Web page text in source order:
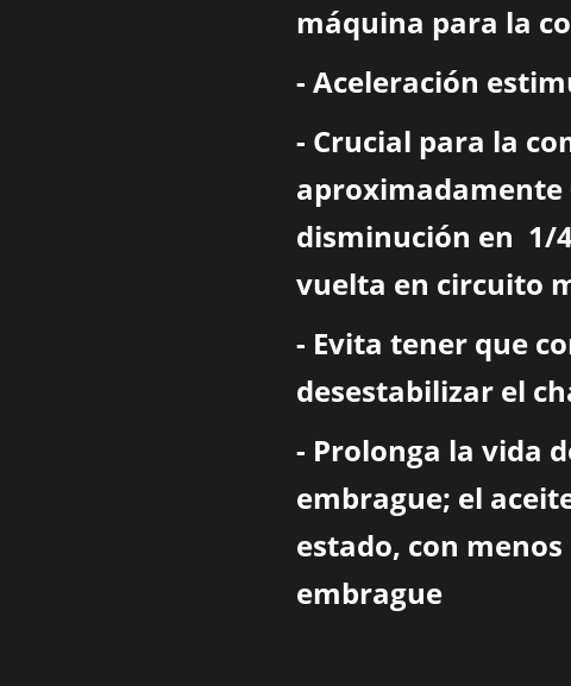
máquina para la
- Aceleración
- Crucial para la
aproximadamente
disminución en 1/
vuelta en circuito
- Evita tener que
desestabilizar el
- Prolonga la vida
embrague; el
estado, con
embrague